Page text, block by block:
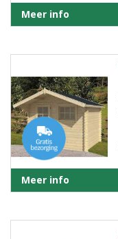
Meer info
Meer info